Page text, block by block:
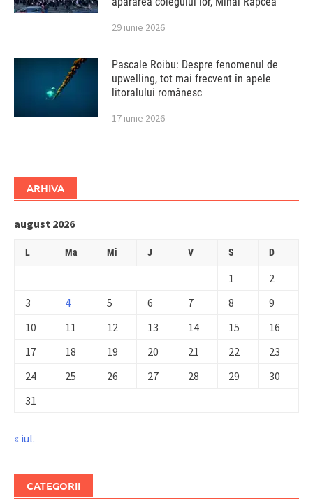
29 iunie 2026
Pascale Roibu: Despre fenomenul de
upwelling, tot mai frecvent în apele
litoralului românesc
17 iunie 2026
ARHIVA
august 2026
L Ma Mi J V S D
1
2
3
4 5 6 7 8
9
10
11 12 13 14 15
16
17
18 19 20 21 22
23
24
25 26 27 28 29
30
31
« iul.
CATEGORII